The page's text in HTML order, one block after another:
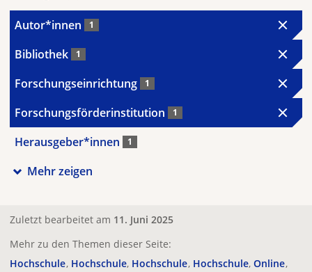
Autor*innen 1
Bibliothek 1
Forschungseinrichtung 1
Forschungsförderinstitution 1
Herausgeber*innen 1
Mehr zeigen
Zuletzt bearbeitet am 11. Juni 2025
Mehr zu den Themen dieser Seite:
Hochschule Hochschule Hochschule Hochschule Online